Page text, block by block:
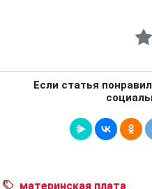
Если статья
материнская плата